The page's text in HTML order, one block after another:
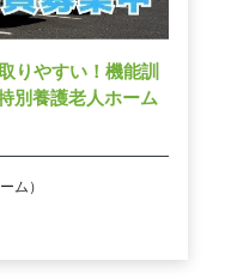
りやすい！機能訓
別養護老人ホーム
ム）